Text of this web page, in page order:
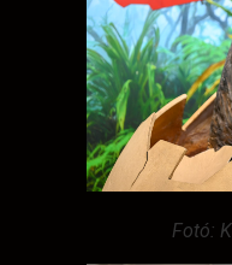
Fotó: